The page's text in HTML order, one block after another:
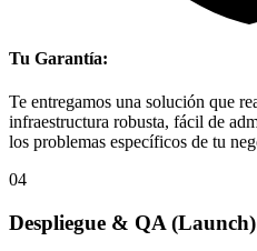
Tu Garantía:
Te entregamos una solución que
infraestructura robusta, fácil de
los problemas específicos de tu
04
Despliegue & QA (Launch)